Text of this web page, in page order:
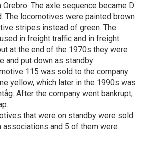
Örebro. The axle sequence became D
The locomotives were painted brown
stripes instead of green. The
in freight traffic and in freight
at the end of the 1970s they were
and put down as standby
115 was sold to the company
yellow, which later in the 1990s was
After the company went bankrupt,
that were on standby were sold
associations and 5 of them were